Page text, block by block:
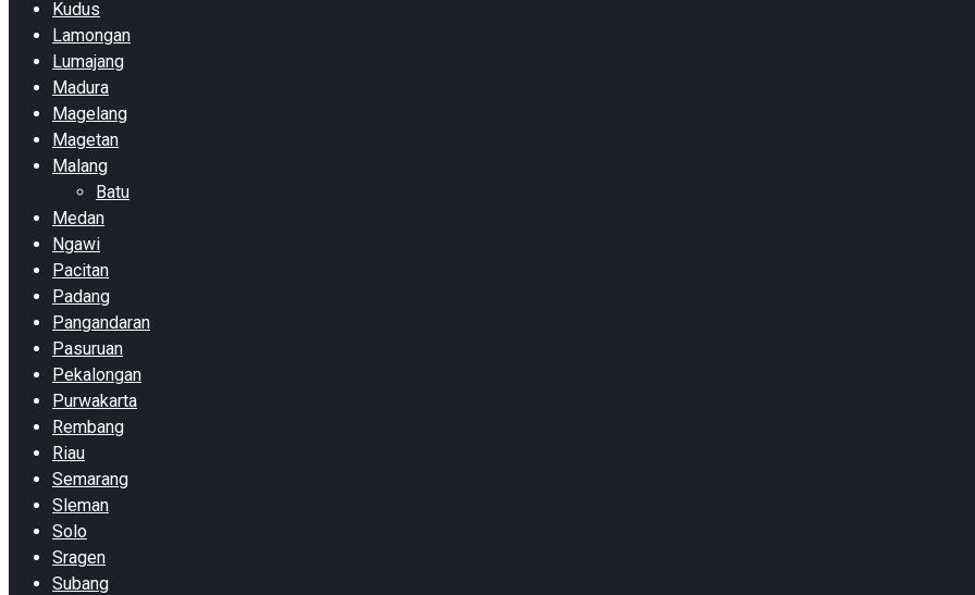
Kudus
Lamongan
Lumajang
Madura
Magelang
Magetan
Malang
Batu
Medan
Ngawi
Pacitan
Padang
Pangandaran
Pasuruan
Pekalongan
Purwakarta
Rembang
Riau
Semarang
Sleman
Solo
Sragen
Subang